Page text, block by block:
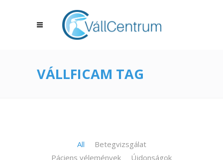
VÁLLFICAM TAG
All
Betegvizsgálat
Páciens vélemények
Újdonságok